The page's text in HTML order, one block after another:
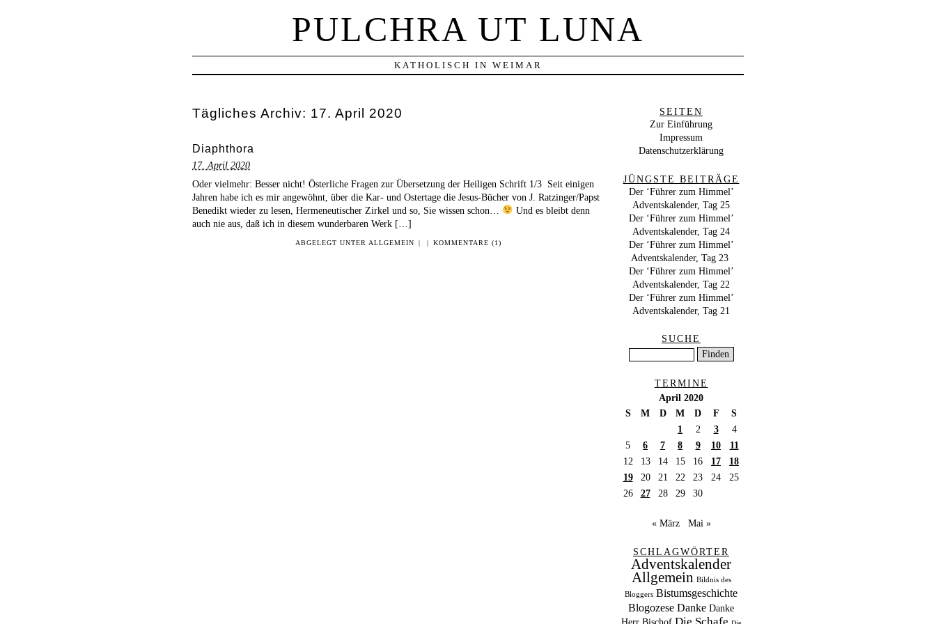
PULCHRA UT LUNA
KATHOLISCH IN WEIMAR
Tägliches Archiv: 17. April 2020
Diaphthora
17. April 2020
Oder vielmehr: Besser nicht! Österliche Fragen zur Übersetzung der Heiligen Schrift 1/3 Seit einigen
Jahren habe ich es mir angewöhnt, über die Kar- und Ostertage die Jesus-Bücher von J. Ratzinger/Papst
Benedikt wieder zu lesen, Hermeneutischer Zirkel und so, Sie wissen schon…
Und es bleibt denn
auch nie aus, daß ich in diesem wunderbaren Werk […]
ABGELEGT UNTER ALLGEMEIN | | KOMMENTARE (1)
SEITEN
Zur Einführung
Impressum
Datenschutzerklärung
JÜNGSTE BEITRÄGE
Der ‘Führer zum Himmel’
Adventskalender, Tag 25
Der ‘Führer zum Himmel’
Adventskalender, Tag 24
Der ‘Führer zum Himmel’
Adventskalender, Tag 23
Der ‘Führer zum Himmel’
Adventskalender, Tag 22
Der ‘Führer zum Himmel’
Adventskalender, Tag 21
SUCHE
TERMINE
April 2020
S
M D M D F
S
1
2 3
4
5
6 7 8 9 10
11
12
13 14 15 16 17
18
19
20 21 22 23 24
25
26
27 28 29 30
« März Mai »
SCHLAGWÖRTER
Adventskalender
Allgemein Bildnis des
Bloggers Bistumsgeschichte
Blogozese Danke Danke